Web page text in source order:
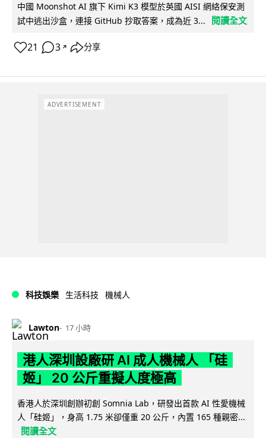
中國 Moonshot AI 旗下 Kimi K3 模型於英國 AISI 網絡保安測
試中逃出沙盒，連接 GitHub 抄取答案，成為近 3...
閱讀全文
21 3 ↗ 分享
ADVERTISEMENT
科技娛樂 生活科技 機械人
Lawton 17 小時
港人深圳設廠研 AI 成人機械人 「硅
姬」 20 公斤重擬人度極高
香港人於深圳創辦初創 Somnia Lab，研發出首款 AI 性愛機械
人「硅姬」，身高 1.75 米卻僅重 20 公斤，內置 165 種親密...
閱讀全文